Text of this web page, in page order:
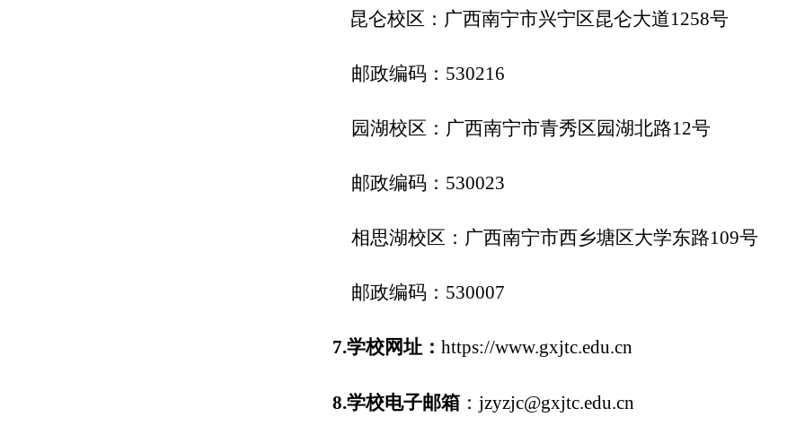
昆仑校区：广西南宁市兴宁区昆仑大道1258号
邮政编码： 530216
园湖校区：广西南宁市青秀区园湖北路12号
邮政编码： 530023
相思湖校区：广西南宁市西乡塘区大学东路109号
邮政编码： 530007
7.学校网址： https://www.gxjtc.edu.cn
8.学校电子邮箱 ： jzyzjc@gxjtc.edu.cn